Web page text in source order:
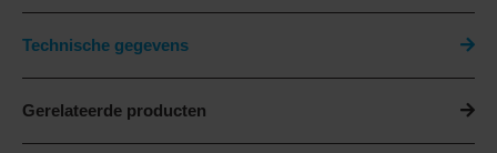
Technische gegevens
Gerelateerde producten